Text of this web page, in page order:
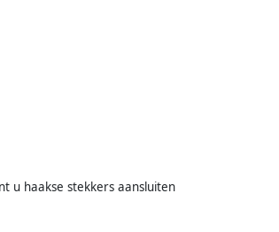
u haakse stekkers aansluiten